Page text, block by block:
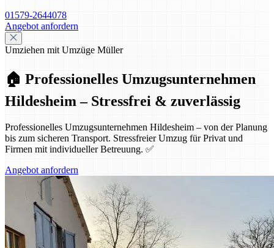
01579-2644078
Angebot anfordern
Umziehen mit Umzüge Müller
🏠 Professionelles Umzugsunternehmen
Hildesheim – Stressfrei & zuverlässig
Professionelles Umzugsunternehmen Hildesheim – von der Planung
bis zum sicheren Transport. Stressfreier Umzug für Privat und
Firmen mit individueller Betreuung. ✅
Angebot anfordern